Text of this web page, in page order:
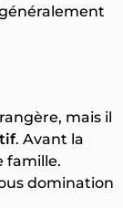
mais il
. Avant la
famille.
domination